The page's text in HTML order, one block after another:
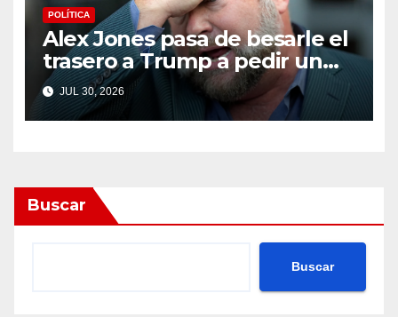
POLÍTICA
Alex Jones pasa de besarle el
trasero a Trump a pedir un
impeachment
JUL 30, 2026
Buscar
Buscar